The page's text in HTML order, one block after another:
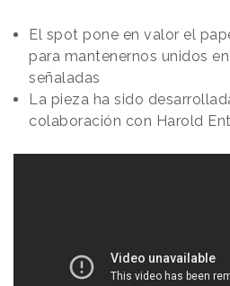
El spot pone en valor el
para mantenernos unidos
señaladas
La pieza ha sido
colaboración con Harold